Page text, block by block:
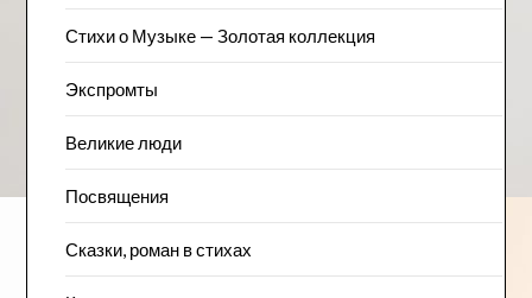
Стихи о Музыке — Золотая коллекция
Экспромты
Великие люди
Посвящения
Сказки, роман в стихах